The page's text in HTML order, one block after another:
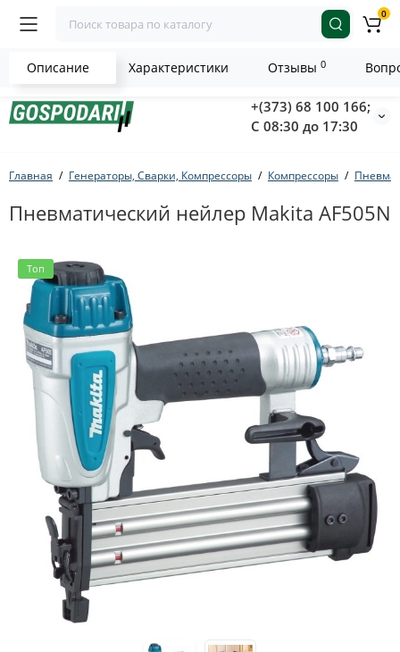
+(373) 68 100 166;
С 08:30 до 17:30
0
Главная Генераторы, Сварки, Компрессоры Компрессоры
Пневматический нейлер Makita AF505N
Топ
Описание Характеристики Отзывы 0